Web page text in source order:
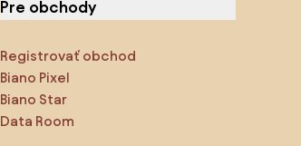
Pre obchody
Registrovať obchod
Biano Pixel
Biano Star
Data Room